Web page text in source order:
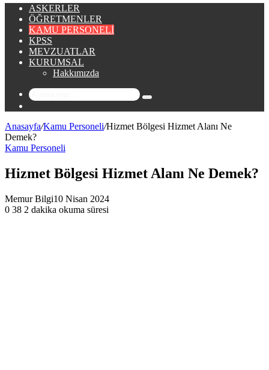
ASKERLER
ÖĞRETMENLER
KAMU PERSONELI
KPSS
MEVZUATLAR
KURUMSAL
Hakkımızda
Arama
yap
Anasayfa/Kamu Personeli/Hizmet Bölgesi Hizmet Alanı Ne
Demek?
Kamu Personeli
Hizmet Bölgesi Hizmet Alanı Ne Demek?
Memur Bilgi10 Nisan 2024
0 38 2 dakika okuma süresi